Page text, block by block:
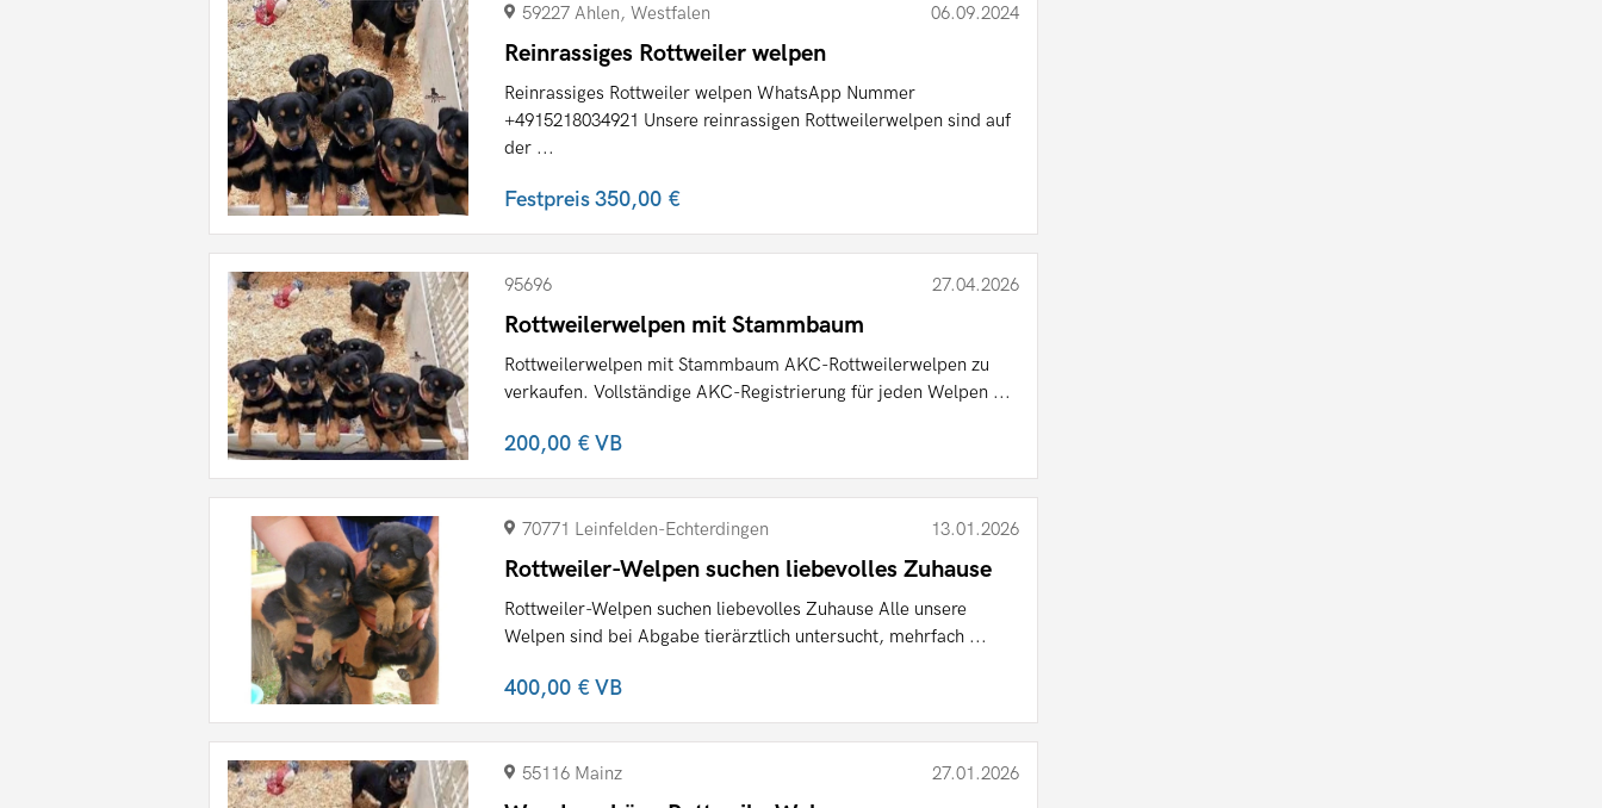
59227 Ahlen, Westfalen 06.09.2024
Reinrassiges Rottweiler welpen
Reinrassiges Rottweiler welpen WhatsApp Nummer
+4915218034921 Unsere reinrassigen Rottweilerwelpen sind auf
der ...
Festpreis350,00 €
95696 27.04.2026
Rottweilerwelpen mit Stammbaum
Rottweilerwelpen mit Stammbaum AKC-Rottweilerwelpen zu
verkaufen. Vollständige AKC-Registrierung für jeden Welpen ...
200,00 €VB
70771 Leinfelden-Echterdingen 13.01.2026
Rottweiler-Welpen suchen liebevolles Zuhause
Rottweiler-Welpen suchen liebevolles Zuhause Alle unsere
Welpen sind bei Abgabe tierärztlich untersucht, mehrfach ...
400,00 €VB
55116 Mainz 27.01.2026